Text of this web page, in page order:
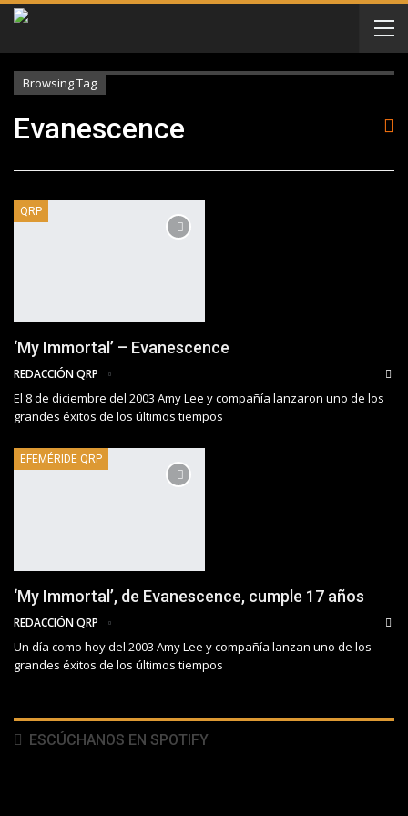
Browsing Tag
Evanescence
QRP
‘My Immortal’ – Evanescence
REDACCIÓN QRP
El 8 de diciembre del 2003 Amy Lee y compañía lanzaron uno de los
grandes éxitos de los últimos tiempos
EFEMÉRIDE QRP
‘My Immortal’, de Evanescence, cumple 17 años
REDACCIÓN QRP
Un día como hoy del 2003 Amy Lee y compañía lanzan uno de los
grandes éxitos de los últimos tiempos
ESCÚCHANOS EN SPOTIFY